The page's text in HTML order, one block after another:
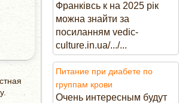
Франківсь к на 2025 рік
можна знайти за
посиланням vedic-
culture.in.ua/.../...
Питание при диабете по
группам крови
Очень интересным будут